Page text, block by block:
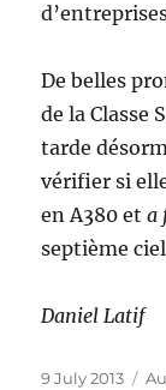
De belles
de la Classe
tarde
vérifier si
en A380 eta
septième
Daniel Latif
Posted
9 July 2013